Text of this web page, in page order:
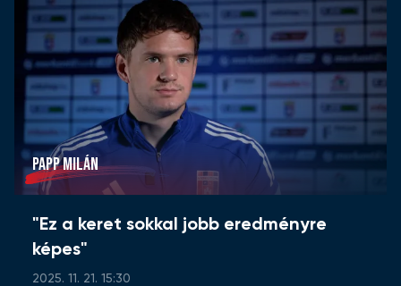
PAPP MILÁN
"Ez a keret sokkal jobb eredményre
képes"
2025. 11. 21. 15:30